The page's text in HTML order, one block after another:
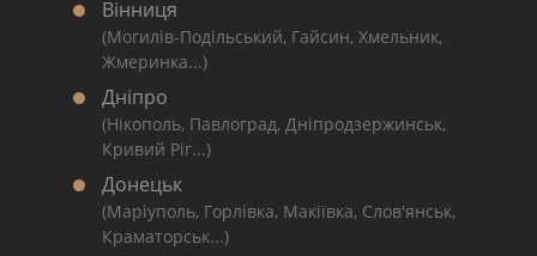
Вінниця
(Могилів-Подільський, Гайсин, Хмельник,
Жмеринка...)
Дніпро
(Нікополь, Павлоград, Дніпродзержинськ,
Кривий Ріг...)
Донецьк
(Маріуполь, Горлівка, Макіївка, Слов'янськ,
Краматорськ...)